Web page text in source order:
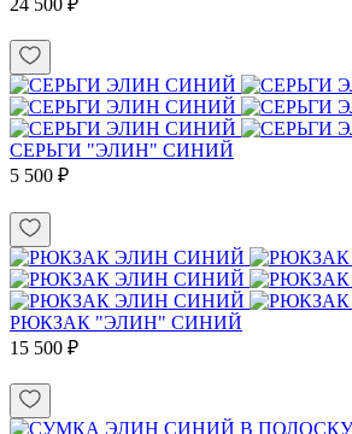
СЕРЬГИ "ЭЛИН" СИНИЙ
5 500 ₽
РЮКЗАК "ЭЛИН" СИНИЙ
15 500 ₽